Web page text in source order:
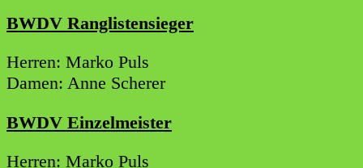
BWDV Ranglistensieger
Herren: Marko Puls
Damen: Anne Scherer
BWDV Einzelmeister
Herren: Marko Puls